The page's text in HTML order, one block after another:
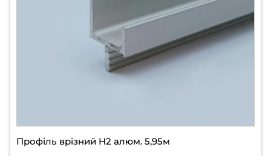
Профіль врізний H2 алюм. 5,95м